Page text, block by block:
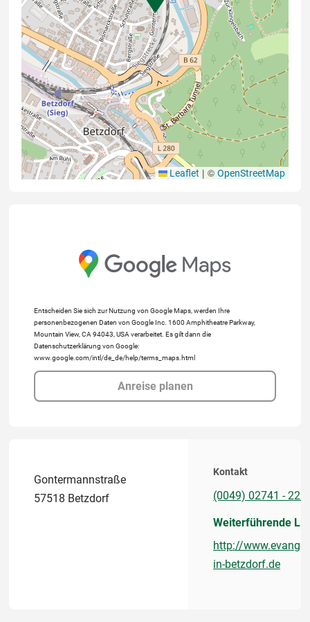
Leaflet | © OpenStreetMap
Entscheiden Sie sich zur Nutzung von Google Maps, werden Ihre
personenbezogenen Daten von Google Inc. 1600 Amphitheatre Parkway,
Mountain View, CA 94043, USA verarbeitet. Es gilt dann die
Datenschutzerklärung von Google:
www.google.com/intl/de_de/help/terms_maps.html
Anreise planen
Gontermannstraße
57518 Betzdorf
Kontakt
(0049) 02741 -
Weiterführende
http://
in-betzdorf.de